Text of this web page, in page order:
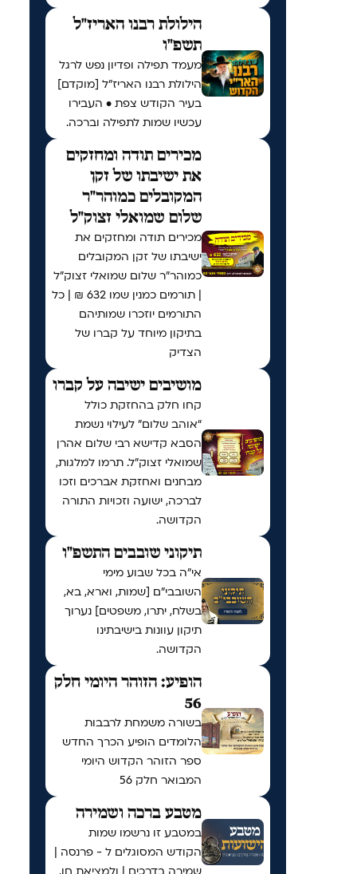
הילולת רבנו האריז"ל
תשפ"ו
מעמד תפילה ופדיון נפש לרגל
הילולת רבנו האריז"ל [מוקדם]
בעיר הקודש צפת • העבירו
עכשיו שמות לתפילה וברכה.
מכירים תודה ומחזקים
את ישיבתו של זקן
המקובלים כמוהר"ר
שלום שמואלי זצוק"ל
מכירים תודה ומחזקים את
ישיבתו של זקן המקובלים
כמוהר"ר שלום שמואלי זצוק"ל
| תורמים כמנין שמו 632 ₪ | כל
התורמים יוזכרו שמותיהם
בתיקון מיוחד על קברו של
הצדיק
מושיבים ישיבה על קברו
קחו חלק בהחזקת כולל
“אוהב שלום” לעילוי נשמת
הסבא קדישא רבי שלום אהרן
שמואלי זצוק״ל. תרמו למלגות,
מבחנים ואחזקת אברכים וזכו
לברכה, ישועה וזכויות התורה
הקדושה.
תיקוני שובבים התשפ"ו
אי"ה בכל שבוע מימי
השובבי"ם [שמות, וארא, בא,
בשלח, יתרו, משפטים] נערוך
תיקון עוונות בישיבתינו
הקדושה.
הופיע: הזוהר היומי חלק
56
בשורה משמחת לרבבות
הלומדים הופיע הכרך החדש
ספר הזוהר הקדוש היומי
המבואר חלק 56
מטבע ברכה ושמירה
במטבע זו נרשמו שמות
הקודש המסוגלים ל - פרנסה |